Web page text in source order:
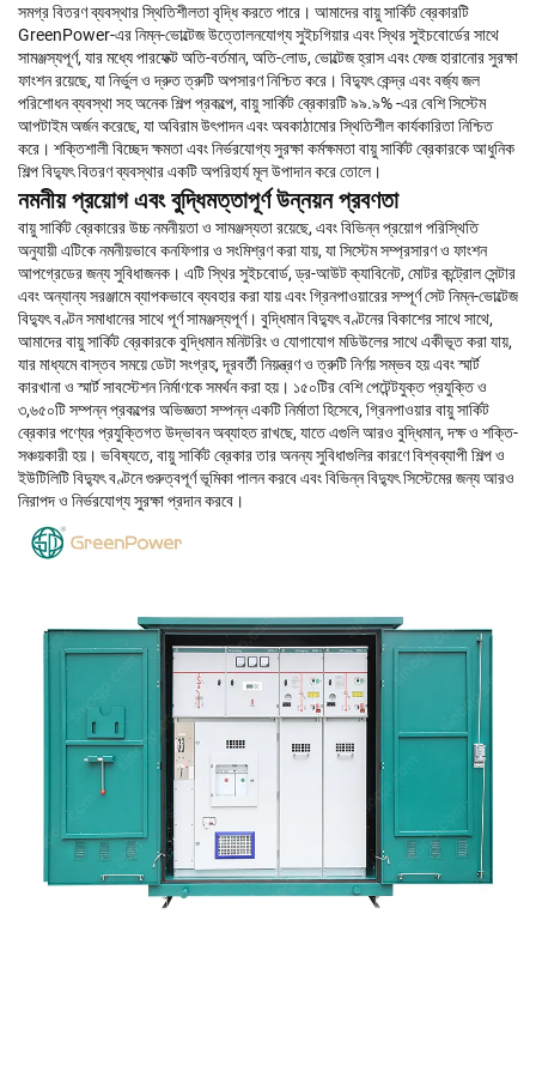
সমগ্র বিতরণ ব্যবস্থার স্থিতিশীলতা বৃদ্ধি করতে পারে। আমাদের বায়ু সার্কিট ব্রেকারটি
GreenPower-এর নিম্ন-ভোল্টেজ উত্তোলনযোগ্য সুইচগিয়ার এবং স্থির সুইচবোর্ডের সাথে
সামঞ্জস্যপূর্ণ, যার মধ্যে পারফেক্ট অতি-বর্তমান, অতি-লোড, ভোল্টেজ হ্রাস এবং ফেজ হারানোর সুরক্ষা
ফাংশন রয়েছে, যা নির্ভুল ও দ্রুত ত্রুটি অপসারণ নিশ্চিত করে। বিদ্যুৎ কেন্দ্র এবং বর্জ্য জল
পরিশোধন ব্যবস্থা সহ অনেক শিল্প প্রকল্পে, বায়ু সার্কিট ব্রেকারটি ৯৯.৯% -এর বেশি সিস্টেম
আপটাইম অর্জন করেছে, যা অবিরাম উৎপাদন এবং অবকাঠামোর স্থিতিশীল কার্যকারিতা নিশ্চিত
করে। শক্তিশালী বিচ্ছেদ ক্ষমতা এবং নির্ভরযোগ্য সুরক্ষা কর্মক্ষমতা বায়ু সার্কিট ব্রেকারকে আধুনিক
শিল্প বিদ্যুৎ বিতরণ ব্যবস্থার একটি অপরিহার্য মূল উপাদান করে তোলে।
নমনীয় প্রয়োগ এবং বুদ্ধিমত্তাপূর্ণ উন্নয়ন প্রবণতা
বায়ু সার্কিট ব্রেকারের উচ্চ নমনীয়তা ও সামঞ্জস্যতা রয়েছে, এবং বিভিন্ন প্রয়োগ পরিস্থিতি
অনুযায়ী এটিকে নমনীয়ভাবে কনফিগার ও সংমিশ্রণ করা যায়, যা সিস্টেম সম্প্রসারণ ও ফাংশন
আপগ্রেডের জন্য সুবিধাজনক। এটি স্থির সুইচবোর্ড, ড্র-আউট ক্যাবিনেট, মোটর কন্ট্রোল সেন্টার
এবং অন্যান্য সরঞ্জামে ব্যাপকভাবে ব্যবহার করা যায় এবং গ্রিনপাওয়ারের সম্পূর্ণ সেট নিম্ন-ভোল্টেজ
বিদ্যুৎ বণ্টন সমাধানের সাথে পূর্ণ সামঞ্জস্যপূর্ণ। বুদ্ধিমান বিদ্যুৎ বণ্টনের বিকাশের সাথে সাথে,
আমাদের বায়ু সার্কিট ব্রেকারকে বুদ্ধিমান মনিটরিং ও যোগাযোগ মডিউলের সাথে একীভূত করা যায়,
যার মাধ্যমে বাস্তব সময়ে ডেটা সংগ্রহ, দূরবর্তী নিয়ন্ত্রণ ও ত্রুটি নির্ণয় সম্ভব হয় এবং স্মার্ট
কারখানা ও স্মার্ট সাবস্টেশন নির্মাণকে সমর্থন করা হয়। ১৫০টির বেশি পেটেন্টযুক্ত প্রযুক্তি ও
৩,৬৫০টি সম্পন্ন প্রকল্পের অভিজ্ঞতা সম্পন্ন একটি নির্মাতা হিসেবে, গ্রিনপাওয়ার বায়ু সার্কিট
ব্রেকার পণ্যের প্রযুক্তিগত উদ্ভাবন অব্যাহত রাখছে, যাতে এগুলি আরও বুদ্ধিমান, দক্ষ ও শক্তি-
সঞ্চয়কারী হয়। ভবিষ্যতে, বায়ু সার্কিট ব্রেকার তার অনন্য সুবিধাগুলির কারণে বিশ্বব্যাপী শিল্প ও
ইউটিলিটি বিদ্যুৎ বণ্টনে গুরুত্বপূর্ণ ভূমিকা পালন করবে এবং বিভিন্ন বিদ্যুৎ সিস্টেমের জন্য আরও
নিরাপদ ও নির্ভরযোগ্য সুরক্ষা প্রদান করবে।